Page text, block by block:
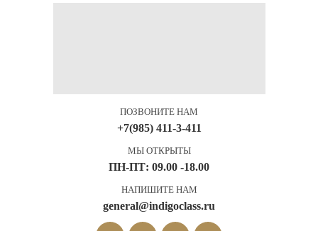
ПОЗВОНИТЕ НАМ
+7(985) 411-3-411
МЫ ОТКРЫТЫ
ПН-ПТ: 09.00 -18.00
НАПИШИТЕ НАМ
general@indigoclass.ru